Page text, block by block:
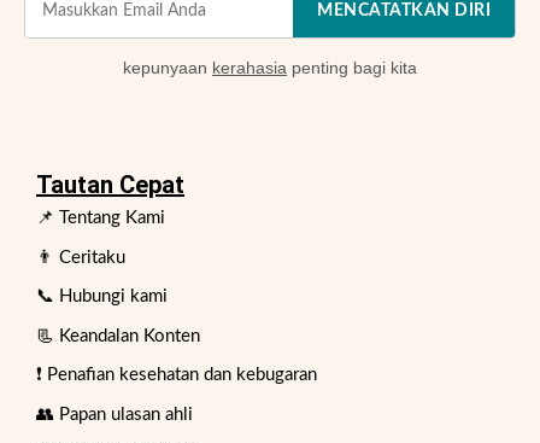
MENCATATKAN DIRI
kepunyaan kerahasia penting bagi kita
Tautan Cepat
📌 Tentang Kami
👨 Ceritaku
📞 Hubungi kami
📃 Keandalan Konten
❗ Penafian kesehatan dan kebugaran
👥 Papan ulasan ahli